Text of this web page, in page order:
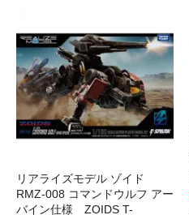
リアライズモデル ゾイド
RMZ-008 コマンドウルフ アー
バイン仕様 ZOIDS T-